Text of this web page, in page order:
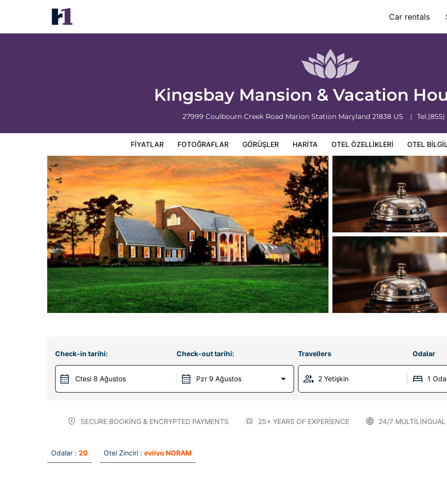
Car rentals
Kingsbay Mansion & Vacation
27999 Coulbourn Creek Road Marion Station Maryland 21838 US Tel.
FIYATLAR FOTOĞRAFLAR GÖRÜŞLER HARITA OTEL ÖZELLIKLERI OTEL
Kingsbay Mansion & Vacation Houses
Fiyatlar
Check-in tarihi:
Ctesi 8 Ağustos
Check-out tarihi:
Pzr 9 Ağustos
Travellers Odalar
2 Yetişkin 1 Oda
SECURE BOOKING & ENCRYPTED PAYMENTS 25+ YEARS OF EXPERIENCE 24/7 MULTILINGUAL
Odalar : 20 Otel Zinciri : eviivo NORAM